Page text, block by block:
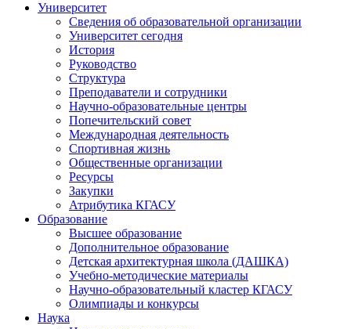
Университет
Сведения об образовательной организации
Университет сегодня
История
Руководство
Структура
Преподаватели и сотрудники
Научно-образовательные центры
Попечительский совет
Международная деятельность
Спортивная жизнь
Общественные организации
Ресурсы
Закупки
Атрибутика КГАСУ
Образование
Высшее образование
Дополнительное образование
Детская архитектурная школа (ДАШКА)
Учебно-методические материалы
Научно-образовательный кластер КГАСУ
Олимпиады и конкурсы
Наука